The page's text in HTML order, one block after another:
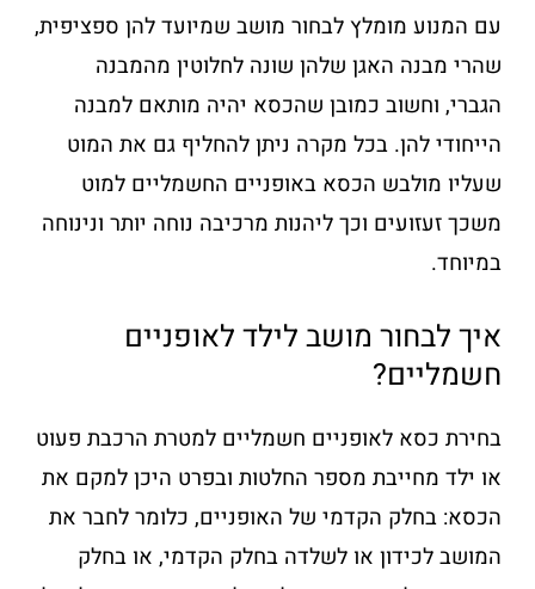
עם המנוע מומלץ לבחור מושב שמיועד להן ספציפית,
שהרי מבנה האגן שלהן שונה לחלוטין מהמבנה
הגברי, וחשוב כמובן שהכסא יהיה מותאם למבנה
הייחודי להן. בכל מקרה ניתן להחליף גם את המוט
שעליו מולבש הכסא באופניים החשמליים למוט
משכך זעזועים וכך ליהנות מרכיבה נוחה יותר ונינוחה
במיוחד.
איך לבחור מושב לילד לאופניים
חשמליים?
בחירת כסא לאופניים חשמליים למטרת הרכבת פעוט
או ילד מחייבת מספר החלטות ובפרט היכן למקם את
הכסא: בחלק הקדמי של האופניים, כלומר לחבר את
המושב לכידון או לשלדה בחלק הקדמי, או בחלק